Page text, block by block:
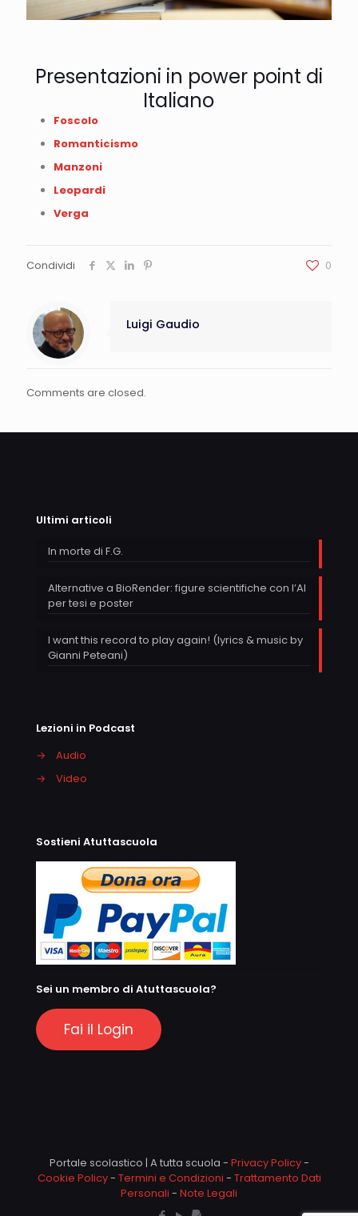
Presentazioni in power point di
Italiano
Foscolo
Romanticismo
Manzoni
Leopardi
Verga
Condividi 0
Luigi Gaudio
Comments are closed.
Ultimi articoli
In morte di F.G.
Alternative a BioRender: figure scientifiche con l’AI
per tesi e poster
I want this record to play again! (lyrics & music by
Gianni Peteani)
Lezioni in Podcast
→
Audio
→
Video
Sostieni Atuttascuola
Sei un membro di Atuttascuola?
Fai il Login
Portale scolastico | A tutta scuola - Privacy Policy-
Cookie Policy- Termini e Condizioni - Trattamento Dati
Personali - Note Legali